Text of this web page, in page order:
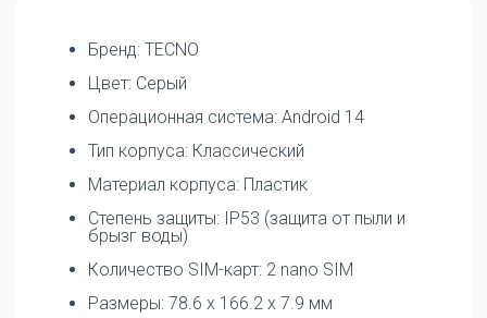
Бренд: TECNO
Цвет: Серый
Операционная система: Android 14
Тип корпуса: Классический
Материал корпуса: Пластик
Степень защиты: IP53 (защита от пыли и
брызг воды)
Количество SIM-карт: 2 nano SIM
Размеры: 78.6 x 166.2 x 7.9 мм